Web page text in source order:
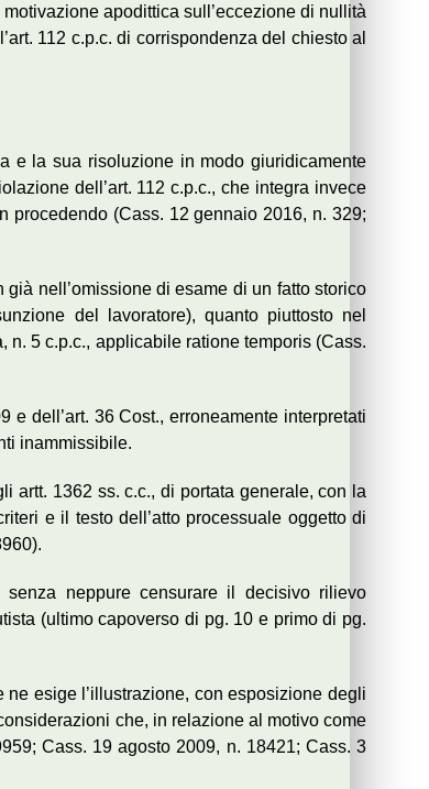
apodittica sull’eccezione di nullità
112 c.p.c. di corrispondenza del chiesto al
e la sua risoluzione in modo giuridicamente
dell’art. 112 c.p.c., che integra invece
procedendo (Cass. 12 gennaio 2016, n. 329;
nell’omissione di esame di un fatto storico
del lavoratore), quanto piuttosto nel
5 c.p.c., applicabile ratione temporis (Cass.
dell’art. 36 Cost., erroneamente interpretati
inammissibile.
artt. 1362 ss. c.c., di portata generale, con la
e il testo dell’atto processuale oggetto di
neppure censurare il decisivo rilievo
(ultimo capoverso di pg. 10 e primo di pg.
esige l’illustrazione, con esposizione degli
che, in relazione al motivo come
Cass. 19 agosto 2009, n. 18421; Cass. 3